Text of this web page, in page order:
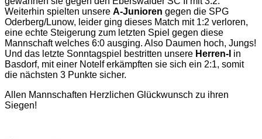
Weiterhin spielten unsere A-Junioren gegen die SPG
Oderberg/Lunow, leider ging dieses Match mit 1:2 verloren,
eine echte Steigerung zum letzten Spiel gegen diese
Mannschaft welches 6:0 ausging. Also Daumen hoch, Jungs!
Und das letzte Sonntagspiel bestritten unsere Herren-I in
Basdorf, mit einer Notelf erkämpften sie sich ein 2:1, somit
die nächsten 3 Punkte sicher.
Allen Mannschaften Herzlichen Glückwunsch zu ihren
Siegen!